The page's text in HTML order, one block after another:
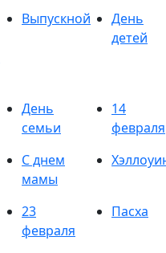
Выпускной
День
детей
День
семьи
14
февраля
С днем
мамы
23
февраля
Пасха